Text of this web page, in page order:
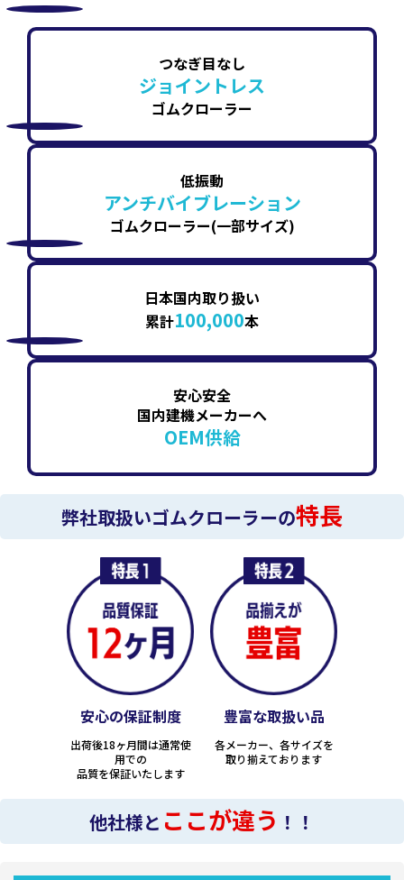
つなぎ目なし
ジョイントレス
ゴムクローラー
低振動
アンチバイブレーション
ゴムクローラー(一部サイズ)
日本国内取り扱い
累計100,000本
安心安全
国内建機メーカーへ
OEM供給
弊社取扱いゴムクローラーの特長
安心の保証制度
出荷後18ヶ月間は通常使
用での
品質を保証いたします
豊富な取扱い品
各メーカー、各サイズを
取り揃えております
他社様と ここが違う ！！